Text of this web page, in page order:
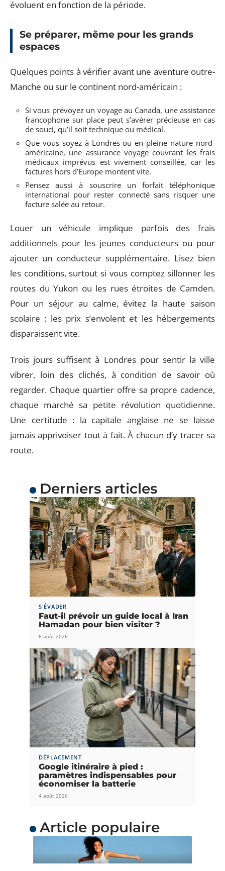
évoluent en fonction de la période.
Se préparer, même pour les grands
espaces
Quelques points à vérifier avant une aventure outre-
Manche ou sur le continent nord-américain :
Si vous prévoyez un voyage au Canada, une assistance
francophone sur place peut s’avérer précieuse en cas
de souci, qu’il soit technique ou médical.
Que vous soyez à Londres ou en pleine nature nord-
américaine, une assurance voyage couvrant les frais
médicaux imprévus est vivement conseillée, car les
factures hors d’Europe montent vite.
Pensez aussi à souscrire un forfait téléphonique
international pour rester connecté sans risquer une
facture salée au retour.
Louer un véhicule implique parfois des frais
additionnels pour les jeunes conducteurs ou pour
ajouter un conducteur supplémentaire. Lisez bien
les conditions, surtout si vous comptez sillonner les
routes du Yukon ou les rues étroites de Camden.
Pour un séjour au calme, évitez la haute saison
scolaire : les prix s’envolent et les hébergements
disparaissent vite.
Trois jours suffisent à Londres pour sentir la ville
vibrer, loin des clichés, à condition de savoir où
regarder. Chaque quartier offre sa propre cadence,
chaque marché sa petite révolution quotidienne.
Une certitude : la capitale anglaise ne se laisse
jamais apprivoiser tout à fait. À chacun d’y tracer sa
route.
Derniers articles
S'ÉVADER
Faut-il prévoir un guide local à Iran
Hamadan pour bien visiter ?
6 août 2026
DÉPLACEMENT
Google itinéraire à pied :
paramètres indispensables pour
économiser la batterie
4 août 2026
Article populaire